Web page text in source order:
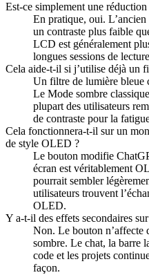
Est-ce simplement une
En pratique, oui.
un contraste plus faible
LCD est généralement
longues sessions de
Cela aide-t-il si j’utilise déjà un
Un filtre de lumière bleue
Le Mode sombre
plupart des utilisateurs
de contraste pour la
Cela fonctionnera-t-il sur un
de style OLED ?
Le bouton modifie
écran est véritablement
pourrait sembler
utilisateurs trouvent
OLED.
Y a-t-il des effets secondaires
Non. Le bouton n’affecte
sombre. Le chat, la barre
code et les projets
façon.